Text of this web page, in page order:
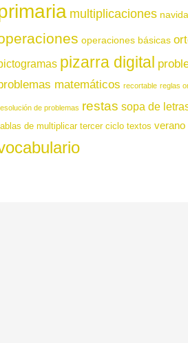
multiplicaciones
operaciones básicas
pizarra digital
matemáticos recortable reglas
de problemas restas sopa de
de multiplicar tercer ciclo textos verano